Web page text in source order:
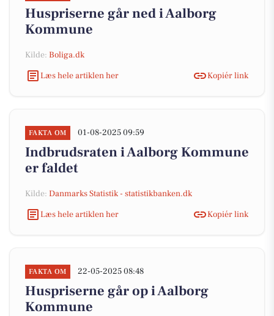
Huspriserne går ned i Aalborg
Kommune
Kilde: Boliga.dk
Læs hele artiklen her
Kopiér link
FAKTA OM 01-08-2025 09:59
Indbrudsraten i Aalborg Kommune
er faldet
Kilde: Danmarks Statistik - statistikbanken.dk
Læs hele artiklen her
Kopiér link
FAKTA OM 22-05-2025 08:48
Huspriserne går op i Aalborg
Kommune